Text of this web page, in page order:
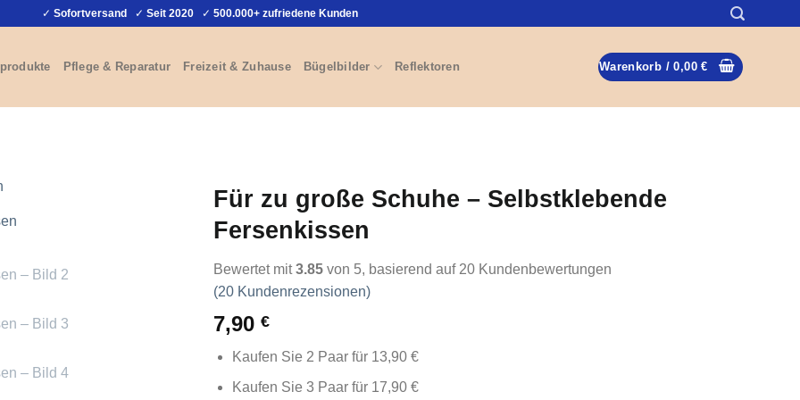
✓ Sofortversand ✓ Seit 2020 ✓ 500.000+ zufriedene Kunden
Pflege & Reparatur Freizeit & Zuhause Bügelbilder Reflektoren Warenkorb /0,00€
Für zu große Schuhe – Selbstklebende
Fersenkissen
Bewertet mit3.85 von 5, basierend auf 20 Kundenbewertungen
(20 Kundenrezensionen)
7,90 €
Kaufen Sie 2 Paar für 13,90 €
Kaufen Sie 3 Paar für 17,90 €